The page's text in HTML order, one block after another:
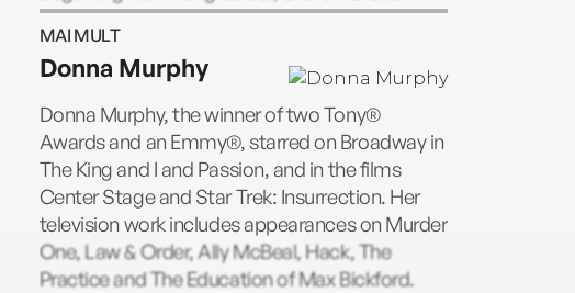
taught English for fifteen years in England and
Switzerland. She and her husband now live in
Maine, “lured there by our grandchildren,”
Creech says. www.sharoncreech.com
MAI MULT
Donna Murphy
Donna Murphy, the winner of two Tony®
Awards and an Emmy®, starred on Broadway in
The King and I and Passion, and in the films
Center Stage and Star Trek: Insurrection. Her
television work includes appearances on Murder
One, Law & Order, Ally McBeal, Hack, The
Practice and The Education of Max Bickford.